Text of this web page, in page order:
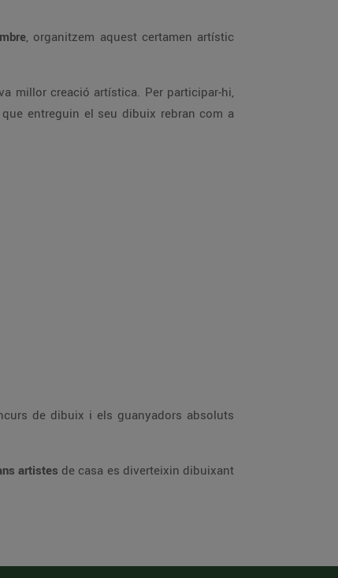
, organitzem aquest certamen artístic
millor creació artística. Per participar-hi,
entreguin el seu dibuix rebran com a
de dibuix i els guanyadors absoluts
artistes de casa es diverteixin dibuixant